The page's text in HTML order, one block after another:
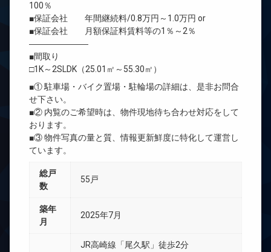
100％
■保証会社 年間継続料/0.8万円～1.0万円 or
■保証会社 月額保証料賃料等の1％～2％
―――――――
■間取り
□1K～2SLDK（25.01㎡～55.30㎡）
■① 駐車場・バイク置場・駐輪場の詳細は、是非お問合
せ下さい。
■② 内覧のご希望時は、物件現地待ち合わせ対応をして
おります。
■③ 物件写真の量と質、情報更新鮮度に特化して運営し
ています。
総戸
数
55戸
築年
月
2025年7月
JR高崎線「尾久駅」徒歩2分